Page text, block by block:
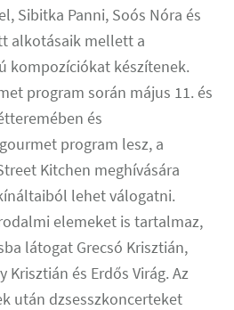
Sibitka Panni, Soós Nóra és
alkotásaik mellett a
kompozíciókat készítenek.
program során május 11. és
és
program lesz, a
Kitchen meghívására
lehet válogatni.
elemeket is tartalmaz,
látogat Grecsó Krisztián,
Krisztián és Erdős Virág. Az
után dzsesszkoncerteket